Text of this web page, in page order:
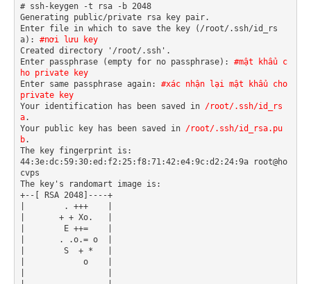
# ssh-keygen -t rsa -b 2048
Generating public/private rsa key pair.
Enter file in which to save the key (/root/.ssh/id_rs
a): #nơi lưu key
Created directory '/root/.ssh'.
Enter passphrase (empty for no passphrase): #mật khẩu c
ho private key
Enter same passphrase again: #xác nhận lại mật khẩu cho
private key
Your identification has been saved in /root/.ssh/id_rs
a.
Your public key has been saved in /root/.ssh/id_rsa.pu
b.
The key fingerprint is:
44:3e:dc:59:30:ed:f2:25:f8:71:42:e4:9c:d2:24:9a root@ho
cvps
The key's randomart image is:
+--[ RSA 2048]----+
|        . +++    |
|       + + Xo.   |
|        E ++=    |
|       . .o.= o  |
|        S  + *   |
|            o    |